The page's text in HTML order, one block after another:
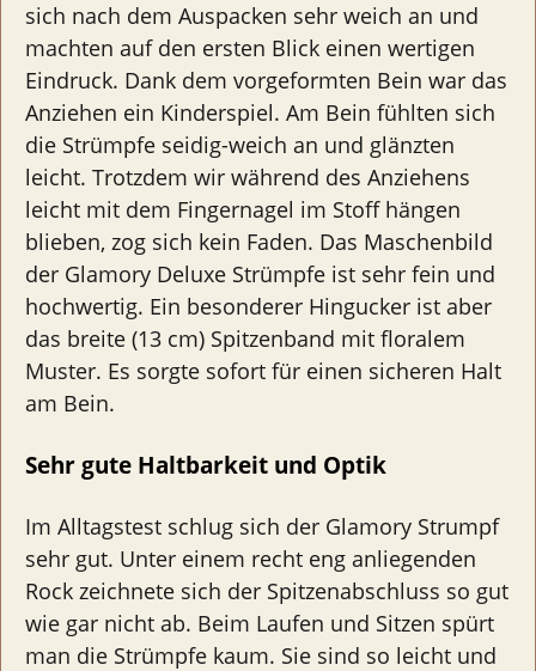
sich nach dem Auspacken sehr weich an und
machten auf den ersten Blick einen wertigen
Eindruck. Dank dem vorgeformten Bein war das
Anziehen ein Kinderspiel. Am Bein fühlten sich
die Strümpfe seidig-weich an und glänzten
leicht. Trotzdem wir während des Anziehens
leicht mit dem Fingernagel im Stoff hängen
blieben, zog sich kein Faden. Das Maschenbild
der Glamory Deluxe Strümpfe ist sehr fein und
hochwertig. Ein besonderer Hingucker ist aber
das breite (13 cm) Spitzenband mit floralem
Muster. Es sorgte sofort für einen sicheren Halt
am Bein.
Sehr gute Haltbarkeit und Optik
Im Alltagstest schlug sich der Glamory Strumpf
sehr gut. Unter einem recht eng anliegenden
Rock zeichnete sich der Spitzenabschluss so gut
wie gar nicht ab. Beim Laufen und Sitzen spürt
man die Strümpfe kaum. Sie sind so leicht und